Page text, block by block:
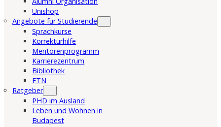
Unishop
Angebote für Studierende
Sprachkurse
Korrekturhilfe
Mentorenprogramm
Karrierezentrum
Bibliothek
ETN
Ratgeber
PHD im Ausland
Leben und Wohnen in
Budapest